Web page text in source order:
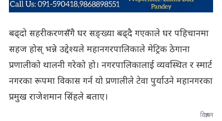
बढ्दो सहरीकरणसँगै घर सङ्ख्या बढ्दै गएकाले घर पहिचानमा
सहज होस् भन्ने उद्देश्यले महानगरपालिकाले मेट्रिक ठेगाना
प्रणालीको थालनी गरेको हो। नगरपालिकालाई व्यवस्थित र स्मार्ट
नगरका रूपमा विकास गर्न यो प्रणालीले टेवा पुर्याउने महानगरका
प्रमुख राजेशमान सिंहले बताए।
विज्ञापन